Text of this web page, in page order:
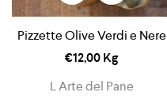
Pizzette Olive Verdi e Nere
€12,00Kg
L Arte del Pane